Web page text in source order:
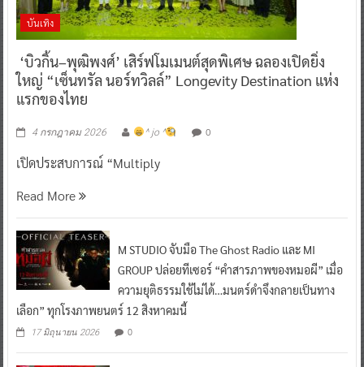
บันเทิง
‘บิวกิ้น–พุฒิพงศ์’ เสิร์ฟโมเมนต์สุดพิเศษ ฉลองเปิดยิ่ง
ใหญ่ “เซ็นทรัล นอร์ทวิลล์” Longevity Destination แห่ง
แรกของไทย
4 กรกฎาคม 2026 ^ jo ^ 0
เปิดประสบการณ์ “Multiply
Read More
M STUDIO จับมือ The Ghost Radio และ MI
GROUP ปล่อยทีเซอร์ “คำสารภาพของหมอผี” เมื่อ
ความยุติธรรมใช้ไม่ได้…มนตร์ดำจึงกลายเป็นทาง
เลือก” ทุกโรงภาพยนตร์ 12 สิงหาคมนี้
17 มิถุนายน 2026 0